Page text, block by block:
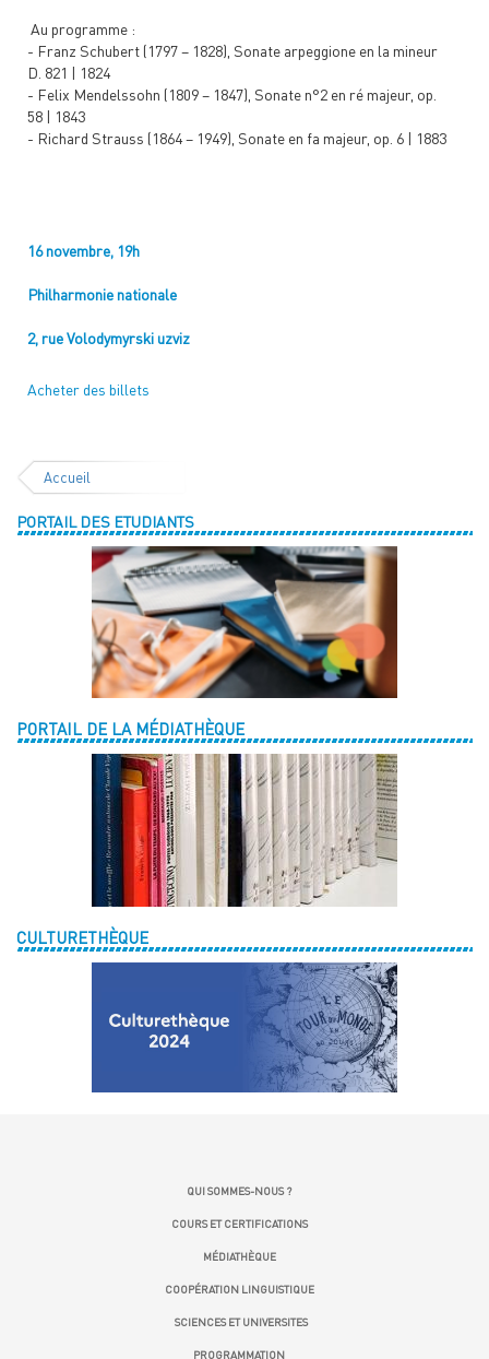
Au programme :
- Franz Schubert (1797 – 1828), Sonate arpeggione en la mineur
D. 821 | 1824
- Felix Mendelssohn (1809 – 1847), Sonate n°2 en ré majeur, op.
58 | 1843
- Richard Strauss (1864 – 1949), Sonate en fa majeur, op. 6 | 1883
16 novembre, 19h
Philharmonie nationale
2, rue Volodymyrski uzviz
Acheter des billets
Accueil
PORTAIL DES ETUDIANTS
PORTAIL DE LA MÉDIATHÈQUE
CULTURETHÈQUE
QUI SOMMES-NOUS ?
COURS ET CERTIFICATIONS
MÉDIATHÈQUE
COOPÉRATION LINGUISTIQUE
SCIENCES ET UNIVERSITES
PROGRAMMATION